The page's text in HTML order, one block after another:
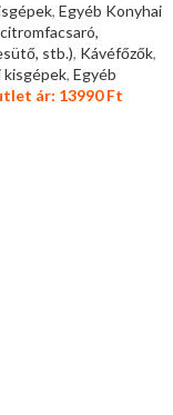
, Egyéb Konyhai
stb.), Kávéfőzők,
kisgépek, Egyéb
ár: 13990Ft